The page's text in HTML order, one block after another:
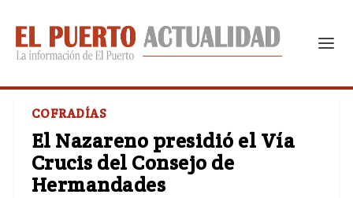
COFRADÍAS
El Nazareno presidió el Vía
Crucis del Consejo de
Hermandades